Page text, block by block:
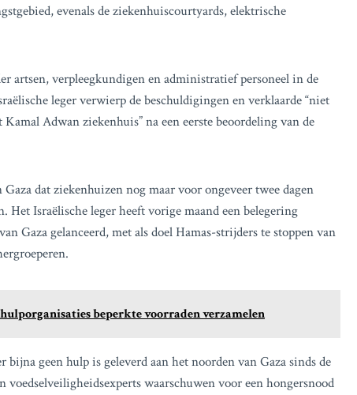
evenals de ziekenhuiscourtyards, elektrische
artsen, verpleegkundigen en administratief personeel in de
leger verwierp de beschuldigingen en verklaarde “niet
Adwan ziekenhuis” na een eerste beoordeling van de
dat ziekenhuizen nog maar voor ongeveer twee dagen
Het Israëlische leger heeft vorige maand een belegering
Gaza gelanceerd, met als doel Hamas-strijders te stoppen van
beperkte voorraden verzamelen
geen hulp is geleverd aan het noorden van Gaza sinds de
waarschuwen voor een hongersnood